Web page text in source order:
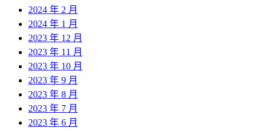
2024 年 2 月
2024 年 1 月
2023 年 12 月
2023 年 11 月
2023 年 10 月
2023 年 9 月
2023 年 8 月
2023 年 7 月
2023 年 6 月